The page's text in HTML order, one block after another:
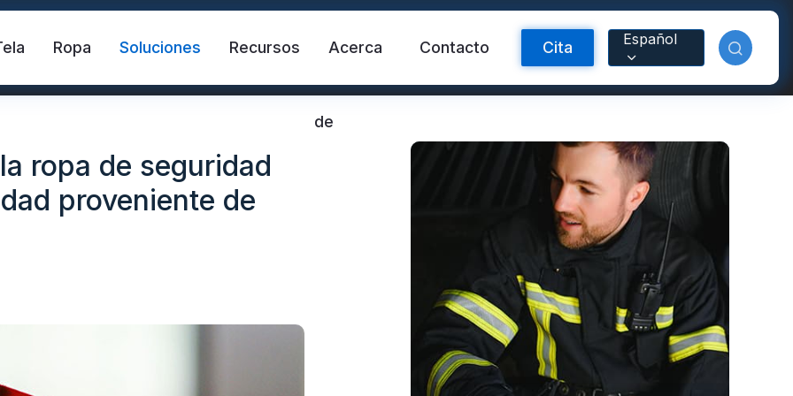
Ropa Soluciones Recursos Acerca
de
Contacto Cita Español
Cinta reflectante FR Material reflectante
de transferencia de calor Tela reflectante arcoíris
ropa de seguridad
proveniente de